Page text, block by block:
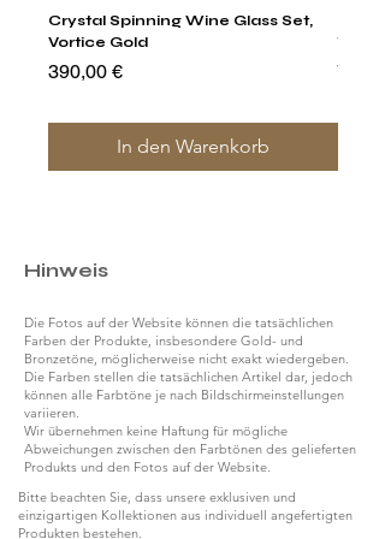
Crystal Spinning Wine Glass Set,
Vortice Gold
Preis
390,00 €
In den Warenkorb
Preis
Hinweis
Die Fotos auf der Website können die tatsächlichen
Farben der Produkte, insbesondere Gold- und
Bronzetöne, möglicherweise nicht exakt wiedergeben.
Die Farben stellen die tatsächlichen Artikel dar, jedoch
können alle Farbtöne je nach Bildschirmeinstellungen
variieren.
Wir übernehmen keine Haftung für mögliche
Abweichungen zwischen den Farbtönen des gelieferten
Produkts und den Fotos auf der Website.
Bitte beachten Sie, dass unsere exklusiven und
einzigartigen Kollektionen aus individuell angefertigten
Produkten bestehen.